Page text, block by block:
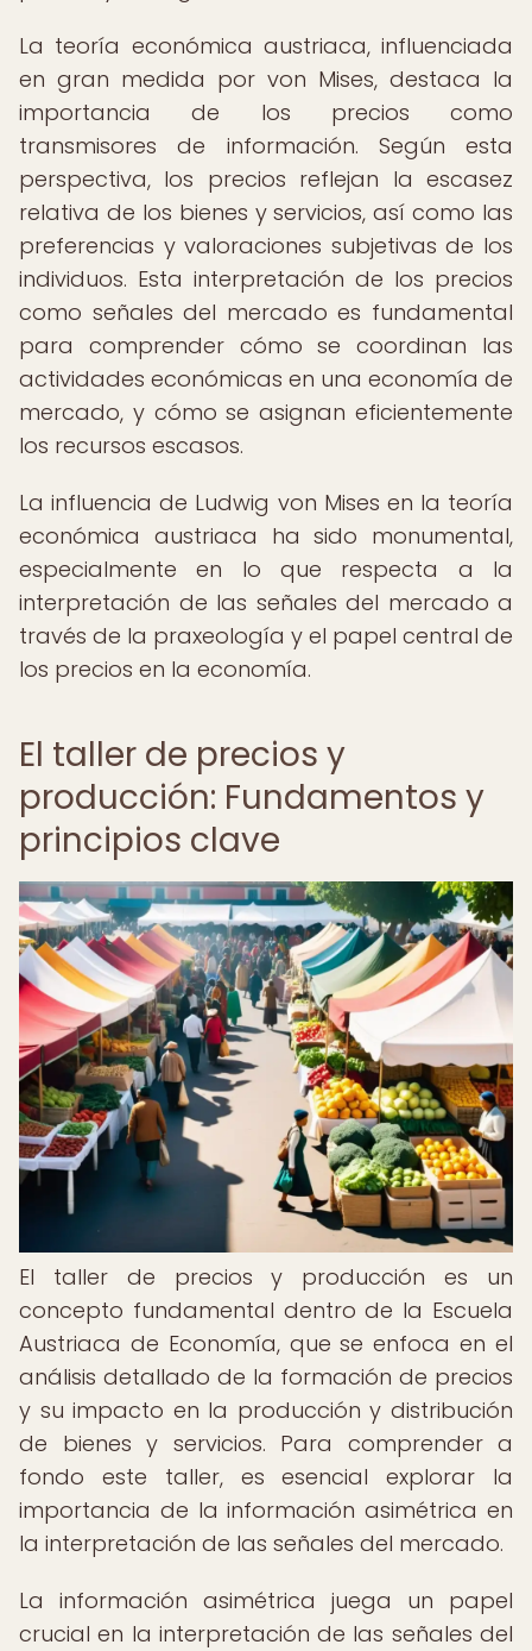
La teoría económica austriaca, influenciada
en gran medida por von Mises, destaca la
importancia de los precios como
transmisores de información. Según esta
perspectiva, los precios reflejan la escasez
relativa de los bienes y servicios, así como las
preferencias y valoraciones subjetivas de los
individuos. Esta interpretación de los precios
como señales del mercado es fundamental
para comprender cómo se coordinan las
actividades económicas en una economía de
mercado, y cómo se asignan eficientemente
los recursos escasos.
La influencia de Ludwig von Mises en la teoría
económica austriaca ha sido monumental,
especialmente en lo que respecta a la
interpretación de las señales del mercado a
través de la praxeología y el papel central de
los precios en la economía.
El taller de precios y
producción: Fundamentos y
principios clave
El taller de precios y producción es un
concepto fundamental dentro de la Escuela
Austriaca de Economía, que se enfoca en el
análisis detallado de la formación de precios
y su impacto en la producción y distribución
de bienes y servicios. Para comprender a
fondo este taller, es esencial explorar la
importancia de la información asimétrica en
la interpretación de las señales del mercado.
La información asimétrica juega un papel
crucial en la interpretación de las señales del